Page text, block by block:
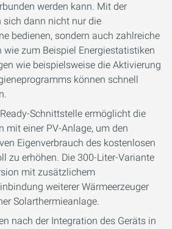
werden kann. Mit der
sich dann nicht nur die
bedienen, sondern auch zahlreiche
zum Beispiel Energiestatistiken
wie beispielsweise die Aktivierung
können schnell
Schnittstelle ermöglicht die
einer PV-Anlage, um den
Eigenverbrauch des kostenlosen
zu erhöhen. Die 300-Liter-Variante
mit zusätzlichem
weiterer Wärmeerzeuger
Solarthermieanlage.
nach der Integration des Geräts in